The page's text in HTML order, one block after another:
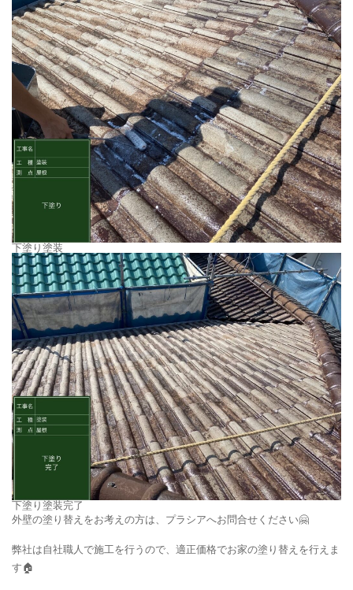
下塗り塗装
下塗り塗装完了
外壁の塗り替えをお考えの方は、プラシアへお問合せください🤗
弊社は自社職人で施工を行うので、適正価格でお家の塗り替えを行えま
す🏠